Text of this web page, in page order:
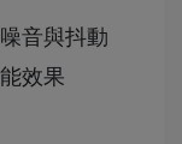
音與抖動
效果